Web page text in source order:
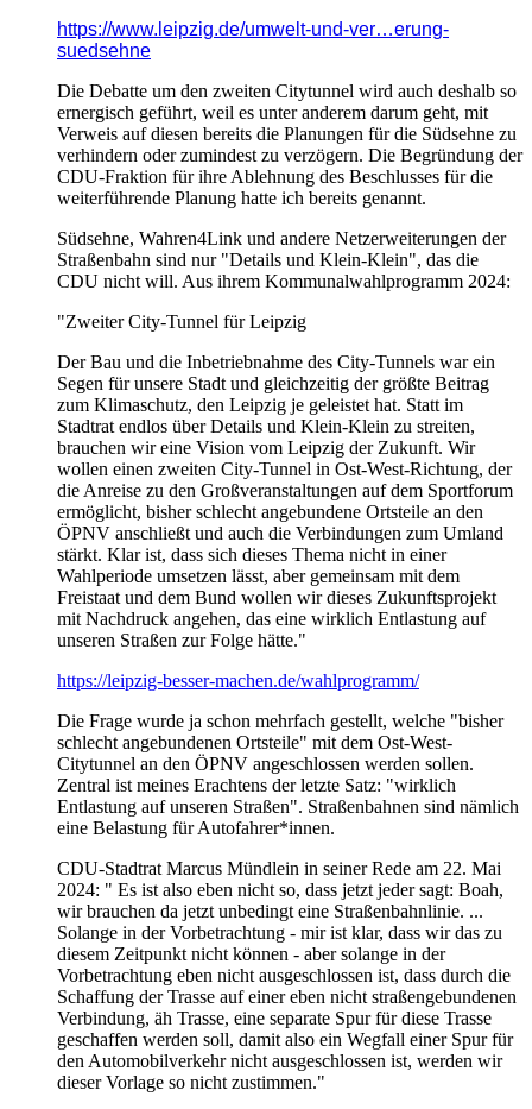
https://www.leipzig.de/umwelt-und-ver…erung-
suedsehne
Die Debatte um den zweiten Citytunnel wird auch deshalb so
ernergisch geführt, weil es unter anderem darum geht, mit
Verweis auf diesen bereits die Planungen für die Südsehne zu
verhindern oder zumindest zu verzögern. Die Begründung der
CDU-Fraktion für ihre Ablehnung des Beschlusses für die
weiterführende Planung hatte ich bereits genannt.
Südsehne, Wahren4Link und andere Netzerweiterungen der
Straßenbahn sind nur "Details und Klein-Klein", das die
CDU nicht will. Aus ihrem Kommunalwahlprogramm 2024:
"Zweiter City-Tunnel für Leipzig
Der Bau und die Inbetriebnahme des City-Tunnels war ein
Segen für unsere Stadt und gleichzeitig der größte Beitrag
zum Klimaschutz, den Leipzig je geleistet hat. Statt im
Stadtrat endlos über Details und Klein-Klein zu streiten,
brauchen wir eine Vision vom Leipzig der Zukunft. Wir
wollen einen zweiten City-Tunnel in Ost-West-Richtung, der
die Anreise zu den Großveranstaltungen auf dem Sportforum
ermöglicht, bisher schlecht angebundene Ortsteile an den
ÖPNV anschließt und auch die Verbindungen zum Umland
stärkt. Klar ist, dass sich dieses Thema nicht in einer
Wahlperiode umsetzen lässt, aber gemeinsam mit dem
Freistaat und dem Bund wollen wir dieses Zukunftsprojekt
mit Nachdruck angehen, das eine wirklich Entlastung auf
unseren Straßen zur Folge hätte."
https://leipzig-besser-machen.de/wahlprogramm/
Die Frage wurde ja schon mehrfach gestellt, welche "bisher
schlecht angebundenen Ortsteile" mit dem Ost-West-
Citytunnel an den ÖPNV angeschlossen werden sollen.
Zentral ist meines Erachtens der letzte Satz: "wirklich
Entlastung auf unseren Straßen". Straßenbahnen sind nämlich
eine Belastung für Autofahrer*innen.
CDU-Stadtrat Marcus Mündlein in seiner Rede am 22. Mai
2024: " Es ist also eben nicht so, dass jetzt jeder sagt: Boah,
wir brauchen da jetzt unbedingt eine Straßenbahnlinie. ...
Solange in der Vorbetrachtung - mir ist klar, dass wir das zu
diesem Zeitpunkt nicht können - aber solange in der
Vorbetrachtung eben nicht ausgeschlossen ist, dass durch die
Schaffung der Trasse auf einer eben nicht straßengebundenen
Verbindung, äh Trasse, eine separate Spur für diese Trasse
geschaffen werden soll, damit also ein Wegfall einer Spur für
den Automobilverkehr nicht ausgeschlossen ist, werden wir
dieser Vorlage so nicht zustimmen."